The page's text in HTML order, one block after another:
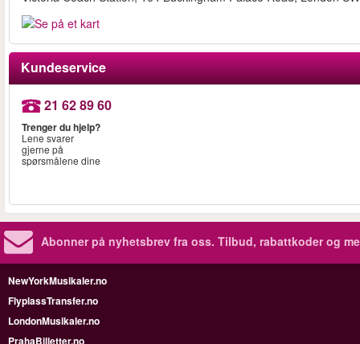
Kundeservice
21 62 89 60
Trenger du hjelp?
Lene svarer
gjerne på
spørsmålene dine
Abonner på nyhetsbrev fra oss. Tilbud, rabattkoder og
NewYorkMusikaler.no
FlyplassTransfer.no
LondonMusikaler.no
PrahaBilletter.no